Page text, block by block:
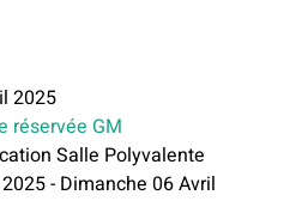
2025
réservée GM
Salle Polyvalente
- Dimanche 06 Avril